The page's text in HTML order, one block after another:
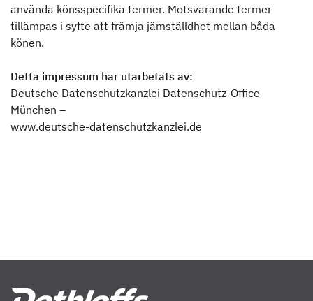
använda könsspecifika termer. Motsvarande termer
tillämpas i syfte att främja jämställdhet mellan båda
könen.
Detta impressum har utarbetats av:
Deutsche Datenschutzkanzlei Datenschutz-Office
München –
www.deutsche-datenschutzkanzlei.de